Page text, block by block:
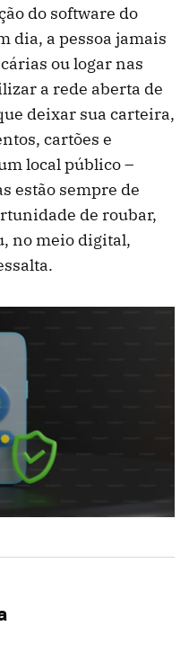
do software do
dia, a pessoa jamais
ou logar nas
a rede aberta de
deixar sua carteira,
cartões e
local público –
estão sempre de
de roubar,
no meio digital,